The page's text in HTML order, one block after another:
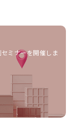
ミナーを開催しま